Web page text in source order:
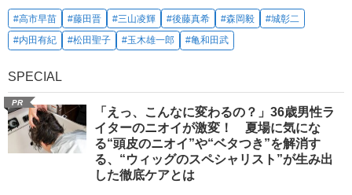
#高市早苗 #藤田晋 #三山凌輝 #後藤真希 #森岡毅
#城彰二
#内田有紀
#松田聖子 #玉木雄一郎 #亀和田武
SPECIAL
PR
「えっ、こんなに変わるの？」36歳男性ラ
イターのニオイが激変！ 夏場に気にな
る“頭皮のニオイ”や“ベタつき”を解消す
る、“ウィッグのスペシャリスト”が生み出
した徹底ケアとは